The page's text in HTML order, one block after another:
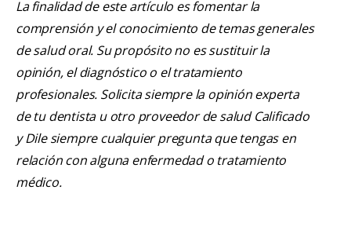
La finalidad de este artículo es fomentar la
comprensión y el conocimiento de temas generales
de salud oral. Su propósito no es sustituir la
opinión, el diagnóstico o el tratamiento
profesionales. Solicita siempre la opinión experta
de tu dentista u otro proveedor de salud Calificado
y Dile siempre cualquier pregunta que tengas en
relación con alguna enfermedad o tratamiento
médico.